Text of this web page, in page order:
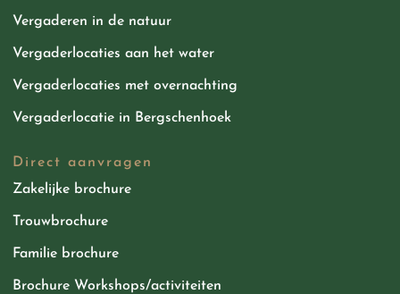
Vergaderen in de natuur
Vergaderlocaties aan het water
Vergaderlocaties met overnachting
Vergaderlocatie in Bergschenhoek
Direct aanvragen
Zakelijke brochure
Trouwbrochure
Familie brochure
Brochure Workshops/activiteiten